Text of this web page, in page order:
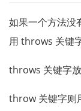
如果一个方法没
用 throws 关键
throws 关键字
throw 关键字则